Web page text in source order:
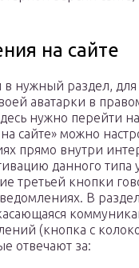
на сайте
нужный раздел, для
аватарки в
нужно перейти
сайте» можно
прямо внутри
данного
третьей кнопки
В
(кнопка с
отвечают за: